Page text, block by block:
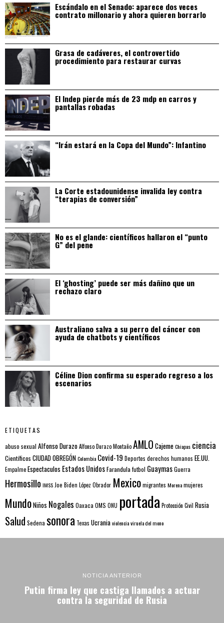
Escándalo en el Senado: aparece dos veces
contrato millonario y ahora quieren borrarlo
Grasa de cadáveres, el controvertido
procedimiento para restaurar curvas
El Indep pierde más de 23 mdp en carros y
pantallas robadas
“Irán estará en la Copa del Mundo”: Infantino
La Corte estadounidense invalida ley contra
“terapias de conversión”
No es el glande: científicos hallaron el “punto
G” del pene
El ‘ghosting’ puede ser más dañino que un
rechazo claro
Australiano salva a su perro del cáncer con
ayuda de chatbots y científicos
Céline Dion confirma su esperado regreso a los
escenarios
ETIQUETAS
abuso sexual Alfonso DurazoAlfonso Durazo MontañoAMLO CajemeChiapas ciencia
Científicos CIUDAD OBREGÓNColombia Covid-19 Deportes derechos humanos EE.UU.
EmpalmeEspectaculos Estados UnidosFarandulafutbol GuaymasGuerra
Hermosillo IMSS Joe Biden López Obrador Mexicomigrantes Morenamujeres
MundoNiños Nogales Oaxaca OMS ONU portada Protección Civil Rusia
Salud Sedena sonora Texas Ucraniaviolenciaviruela del mono
NOTICIA ANTERIOR
Putin firma ley que castiga llamados a actuar
contra la seguridad de Rusia